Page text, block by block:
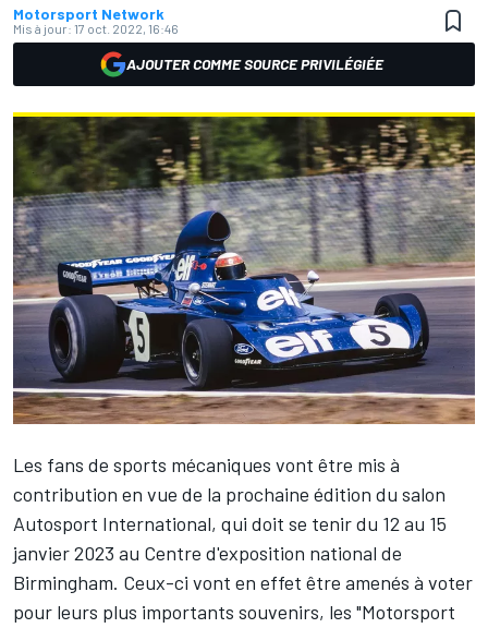
Motorsport Network
Mis à jour: 17 oct. 2022, 16:46
AJOUTER COMME SOURCE PRIVILÉGIÉE
Les fans de sports mécaniques vont être mis à
contribution en vue de la prochaine édition du salon
Autosport International, qui doit se tenir du 12 au 15
janvier 2023 au Centre d'exposition national de
Birmingham. Ceux-ci vont en effet être amenés à voter
pour leurs plus importants souvenirs, les "Motorsport